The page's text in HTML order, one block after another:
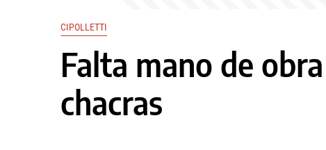
CIPOLLETTI
Falta mano de
chacras